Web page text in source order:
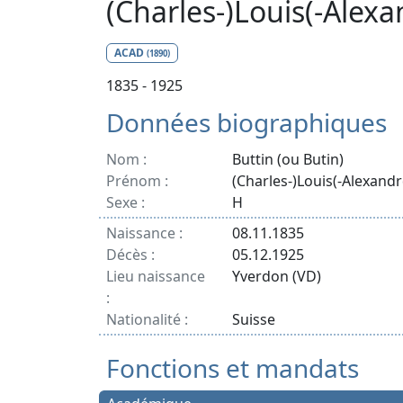
(Charles-)Louis(-
ACAD (1890)
1835 - 1925
Données biographiques
Nom :
Buttin (ou Butin)
Prénom :
(Charles-)Louis(-
Sexe :
H
Naissance :
08.11.1835
Décès :
05.12.1925
Lieu naissance
:
Yverdon (VD)
Nationalité : Suisse
Fonctions et mandats